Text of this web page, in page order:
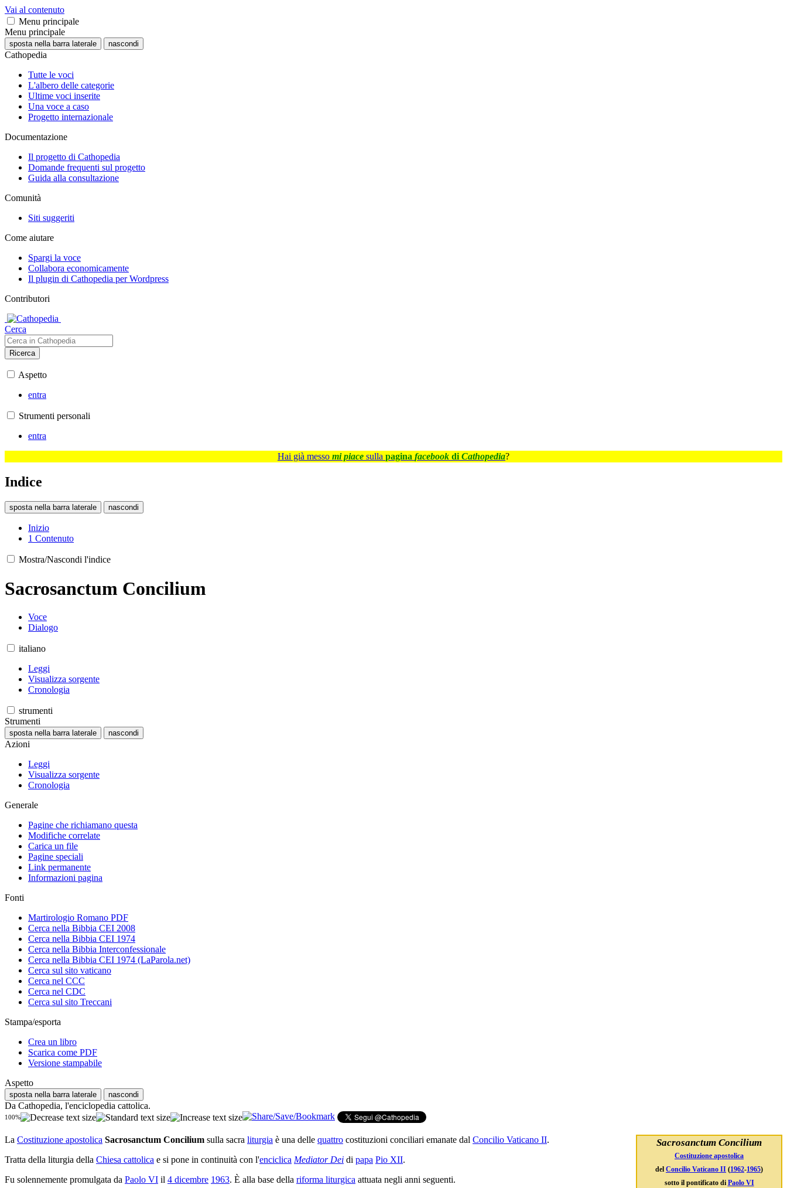
Vai al contenuto
Menu principale
Menu principale
sposta nella barra laterale nascondi
Cathopedia
Tutte le voci
L'albero delle categorie
Ultime voci inserite
Una voce a caso
Progetto internazionale
Documentazione
Il progetto di Cathopedia
Domande frequenti sul progetto
Guida alla consultazione
Comunità
Siti suggeriti
Come aiutare
Spargi la voce
Collabora economicamente
Il plugin di Cathopedia per Wordpress
Contributori
Cerca
Ricerca
Aspetto
entra
Strumenti personali
entra
Hai già messo mi piace sulla pagina facebook di Cathopedia?
Indice
sposta nella barra laterale nascondi
Inizio
1 Contenuto
Mostra/Nascondi l'indice
Sacrosanctum Concilium
Voce
Dialogo
italiano
Leggi
Visualizza sorgente
Cronologia
strumenti
Strumenti
sposta nella barra laterale nascondi
Azioni
Leggi
Visualizza sorgente
Cronologia
Generale
Pagine che richiamano questa
Modifiche correlate
Carica un file
Pagine speciali
Link permanente
Informazioni pagina
Fonti
Martirologio Romano PDF
Cerca nella Bibbia CEI 2008
Cerca nella Bibbia CEI 1974
Cerca nella Bibbia Interconfessionale
Cerca nella Bibbia CEI 1974 (LaParola.net)
Cerca sul sito vaticano
Cerca nel CCC
Cerca nel CDC
Cerca sul sito Treccani
Stampa/esporta
Crea un libro
Scarica come PDF
Versione stampabile
Aspetto
sposta nella barra laterale nascondi
Da Cathopedia, l'enciclopedia cattolica.
100%
Sacrosanctum Concilium
Costituzione apostolica
del Concilio Vaticano II (1962-1965)
sotto il pontificato di Paolo VI
La Costituzione apostolica Sacrosanctum Concilium sulla sacra liturgia è una delle quattro costituzioni conciliari emanate dal Concilio Vaticano II.
Tratta della liturgia della Chiesa cattolica e si pone in continuità con l'enciclica Mediator Dei di papa Pio XII.
Fu solennemente promulgata da Paolo VI il 4 dicembre 1963. È alla base della riforma liturgica attuata negli anni seguenti.